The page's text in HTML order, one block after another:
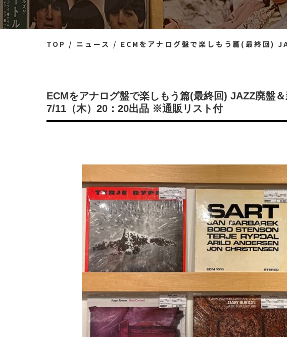
TOP ニュース ECMをアナログ盤で楽しもう篇(最終回) JAZZ廃盤＆新着
ECMをアナログ盤で楽しもう篇(最終回) JAZZ廃盤
7/11（木）20：20出品 ※通販リスト付